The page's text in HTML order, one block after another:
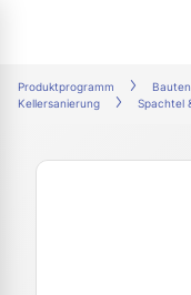
Produktprogramm
Kellersanierung
Spachtel